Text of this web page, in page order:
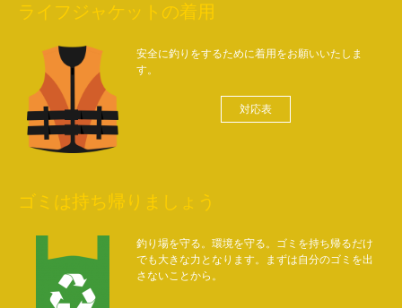
ライフジャケットの着用
安全に釣りをするために着用をお願いいたしま
す。
対応表
ゴミは持ち帰りましょう
釣り場を守る。環境を守る。ゴミを持ち帰るだけ
でも大きな力となります。まずは自分のゴミを出
さないことから。